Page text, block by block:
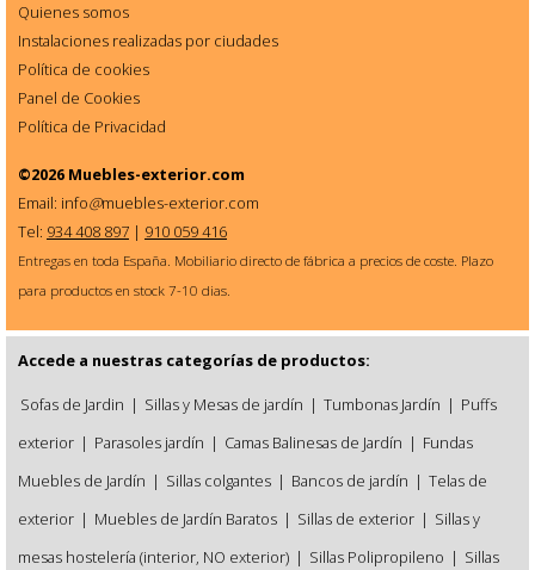
Quienes somos
Instalaciones realizadas por ciudades
Política de cookies
Panel de Cookies
Política de Privacidad
©2026 Muebles-exterior.com
Email: info@muebles-exterior.com
Tel: 934 408 897 | 910 059 416
Entregas en toda España. Mobiliario directo de fábrica a precios de coste. Plazo
para productos en stock 7-10 dias.
Accede a nuestras categorías de productos:
Sofas de Jardin | Sillas y Mesas de jardín | Tumbonas Jardín | Puffs
exterior | Parasoles jardín | Camas Balinesas de Jardín | Fundas
Muebles de Jardín | Sillas colgantes | Bancos de jardín | Telas de
exterior | Muebles de Jardín Baratos | Sillas de exterior | Sillas y
mesas hostelería (interior, NO exterior) | Sillas Polipropileno | Sillas